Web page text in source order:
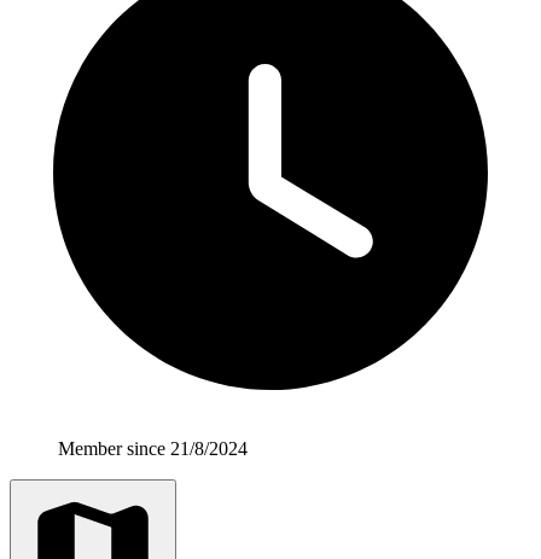
Member since 21/8/2024